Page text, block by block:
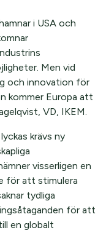
i USA och
Men vid
och innovation för
kommer Europa att
VD, IKEM.
krävs ny
visserligen en
för att stimulera
tydliga
för att
en globalt